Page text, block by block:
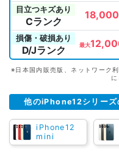
目立つキズあり
Cランク
18,000
損傷・破損あり
D/Jランク 最大
※日本国内販売版、ネットワーク
に
他のiPhone12シリーズ
iPhone12
mini